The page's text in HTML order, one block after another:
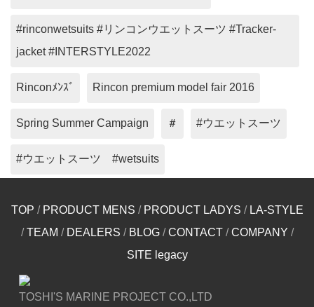
#rinconwetsuits #リンコンウエットスーツ #Tracker-
jacket #INTERSTYLE2022
Rinconﾒﾝｽﾞ Rincon premium model fair 2016
Spring Summer Campaign ＃ #ウエットスーツ
#ウエットスーツ #wetsuits
TOP / PRODUCT MENS / PRODUCT LADYS / LA-STYLE
/TEAM / DEALERS / BLOG/CONTACT/COMPANY /
SITE legacy
TOSHI'S MARINE PROJECT CO.,LTD